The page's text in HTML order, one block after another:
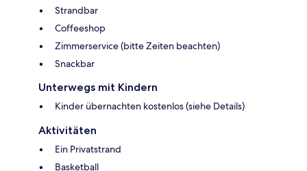
Strandbar
Coffeeshop
Zimmerservice (bitte Zeiten beachten)
Snackbar
Unterwegs mit Kindern
Kinder übernachten kostenlos (siehe Details)
Aktivitäten
Ein Privatstrand
Basketball